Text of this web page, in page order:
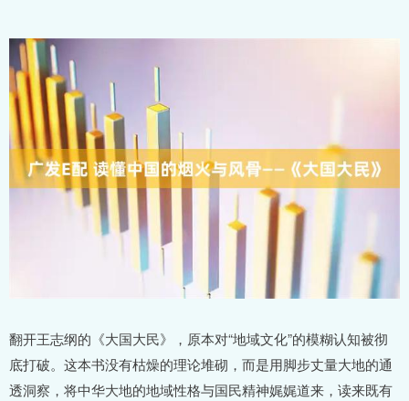
翻开王志纲的《大国大民》，原本对“地域文化”的模糊认知被彻
底打破。这本书没有枯燥的理论堆砌，而是用脚步丈量大地的通
透洞察，将中华大地的地域性格与国民精神娓娓道来，读来既有